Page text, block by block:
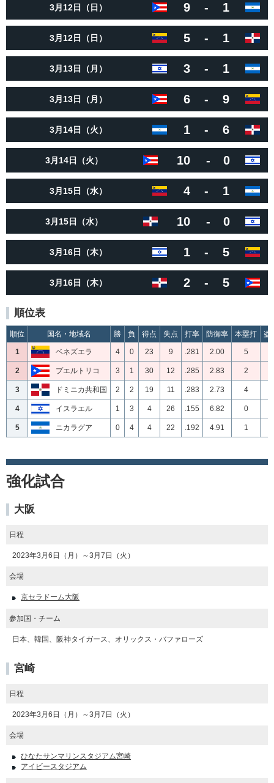
3月12日（日） 9 - 1
3月12日（日） 5 - 1
3月13日（月） 3 - 1
3月13日（月） 6 - 9
3月14日（火） 1 - 6
3月14日（火） 10 - 0
3月15日（水） 4 - 1
3月15日（水） 10 - 0
3月16日（木） 1 - 5
3月16日（木） 2 - 5
順位表
順位 国名・地域名 勝 負 得点 失点 打率 防御率 本塁打 盗
1 ベネズエラ 4 0 23 9 .281 2.00 5
2 プエルトリコ 3 1 30 12 .285 2.83 2
3 ドミニカ共和国 2 2 19 11 .283 2.73 4
4 イスラエル 1 3 4 26 .155 6.82 0
5 ニカラグア 0 4 4 22 .192 4.91 1
強化試合
大阪
日程
2023年3月6日（月）～3月7日（火）
会場
京セラドーム大阪
参加国・チーム
日本、韓国、阪神タイガース、オリックス・バファローズ
宮崎
日程
2023年3月6日（月）～3月7日（火）
会場
ひなたサンマリンスタジアム宮崎
アイビースタジアム